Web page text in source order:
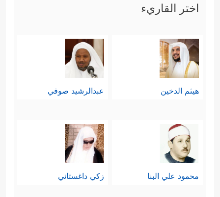
اختر القاريء
هيثم الدخين عبدالرشيد صوفي
محمود علي البنا زكي داغستاني